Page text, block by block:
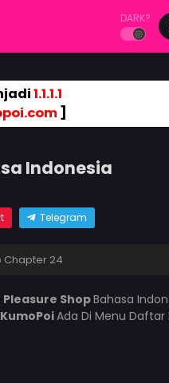
DARK?
1.1.1.1
]
Indonesia
Telegram
Chapter 24
Pleasure ShopBahasa
KumoPoiAda Di Menu Daftar